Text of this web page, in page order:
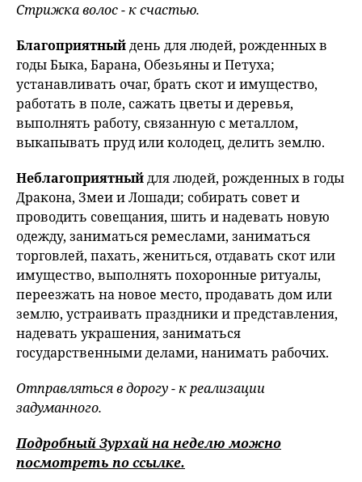
Стрижка волос - к счастью.
Благоприятныйдень для людей, рожденных в
годы Быка, Барана, Обезьяны и Петуха;
устанавливать очаг, брать скот и имущество,
работать в поле, сажать цветы и деревья,
выполнять работу, связанную с металлом,
выкапывать пруд или колодец, делить землю.
Неблагоприятныйдля людей, рожденных в годы
Дракона, Змеи и Лошади; собирать совет и
проводить совещания, шить и надевать новую
одежду, заниматься ремеслами, заниматься
торговлей, пахать, жениться, отдавать скот или
имущество, выполнять похоронные ритуалы,
переезжать на новое место, продавать дом или
землю, устраивать праздники и представления,
надевать украшения, заниматься
государственными делами, нанимать рабочих.
Отправляться в дорогу - к реализации
задуманного.
Подробный Зурхай на неделю можно
посмотреть по ссылке.